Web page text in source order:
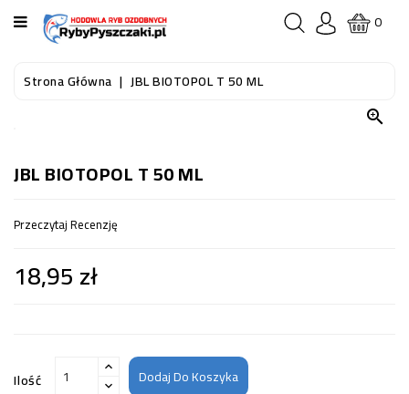
KATEGORIA
STRONA
AKWARIOWE
DO
WODNEGO
(SPRZĘT)
0
Strona Główna JBL BIOTOPOL T 50 ML

JBL BIOTOPOL T 50 ML
Przeczytaj Recenzję
18,95 zł
Ilość Dodaj Do Koszyka